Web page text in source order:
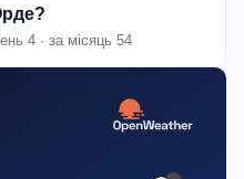
4 · за місяць 54